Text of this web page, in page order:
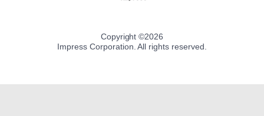
Copyright ©2026
Impress Corporation. All rights reserved.